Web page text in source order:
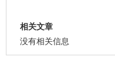
相关文章
没有相关信息